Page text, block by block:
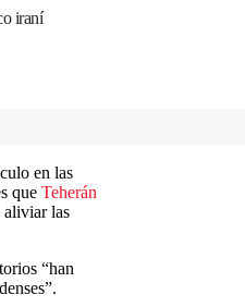
iraní
en las
que Teherán
aliviar las
“han